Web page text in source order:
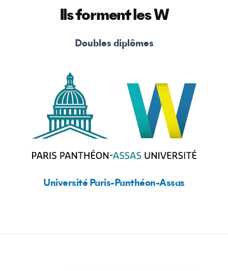
Ils forment les W
Doubles diplômes
Université Paris-Panthéon-Assas